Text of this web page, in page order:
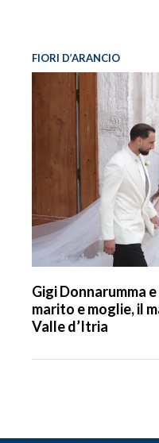
FIORI D’ARANCIO
Gigi Donnarumma
marito e moglie, il
Valle d’Itria